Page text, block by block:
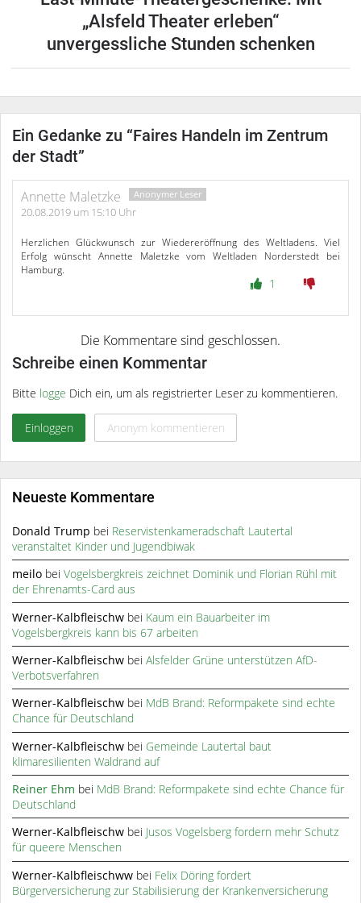
„Alsfeld Theater erleben“
unvergessliche Stunden schenken
Ein Gedanke zu “Faires Handeln im Zentrum
der Stadt”
Annette Maletzke
20.08.2019 um 15:10 Uhr
Herzlichen Glückwunsch zur Wiedereröffnung des Weltladens. Viel
Erfolg wünscht Annette Maletzke vom Weltladen Norderstedt bei
Hamburg.
1
Schreibe einen Kommentar
Bitte logge Dich ein, um als registrierter Leser zu kommentieren.
Einloggen Anonym kommentieren
Neueste Kommentare
Donald Trump bei Reservistenkameradschaft Lautertal
veranstaltet Kinder und Jugendbiwak
meilo beiVogelsbergkreis zeichnet Dominik und Florian Rühl mit
der Ehrenamts-Card aus
Werner-Kalbfleischw bei Kaum ein Bauarbeiter im
Vogelsbergkreis kann bis 67 arbeiten
Werner-Kalbfleischw beiAlsfelder Grüne unterstützen AfD-
Verbotsverfahren
Werner-Kalbfleischw bei MdB Brand: Reformpakete sind echte
Chance für Deutschland
Werner-Kalbfleischw bei Gemeinde Lautertal baut
klimaresilienten Waldrand auf
Reiner Ehm bei MdB Brand: Reformpakete sind echte Chance für
Deutschland
Werner-Kalbfleischw bei Jusos Vogelsberg fordern mehr Schutz
für queere Menschen
Werner-Kalbfleischww bei Felix Döring fordert
Bürgerversicherung zur Stabilisierung der Krankenversicherung